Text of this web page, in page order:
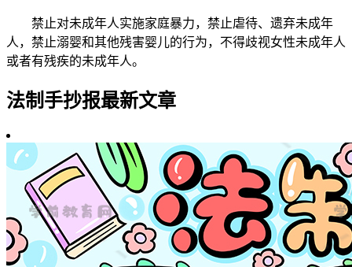
禁止对未成年人实施家庭暴力，禁止虐待、遗弃未成年
人，禁止溺婴和其他残害婴儿的行为，不得歧视女性未成年人
或者有残疾的未成年人。
法制手抄报最新文章